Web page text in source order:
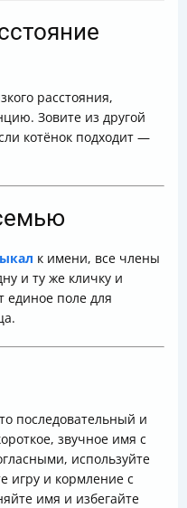
расстояния,
Зовите из другой
котёнок подходит —
к имени, все члены
и ту же кличку и
единое поле для
последовательный и
звучное имя с
используйте
игру и кормление с
имя и избегайте